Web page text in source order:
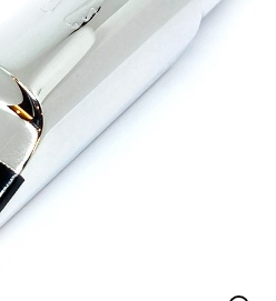
パーカッション
電子ピアノ